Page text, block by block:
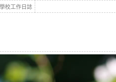
校工作日誌